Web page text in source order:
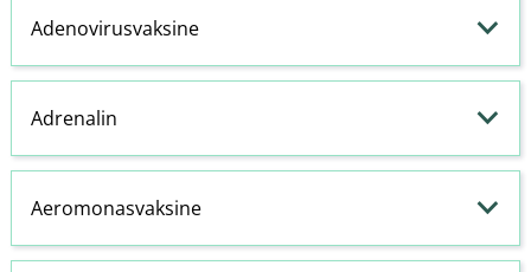
Adenovirusvaksine
Adrenalin
Aeromonasvaksine